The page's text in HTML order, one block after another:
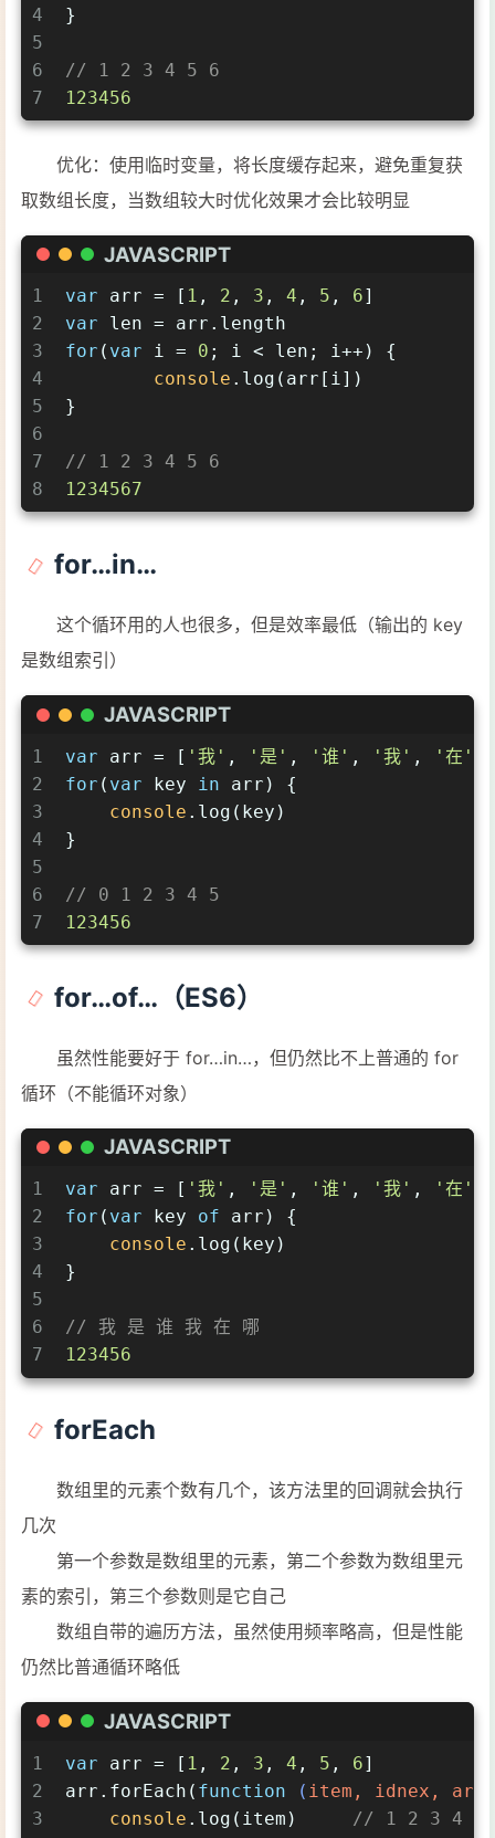
4
5
6
7
}
// 1 2 3 4 5 6
123456
优化：使用临时变量，将长度缓存起来，避免重复获
取数组长度，当数组较大时优化效果才会比较明显
JAVASCRIPT
1
2
3
4
5
6
7
8
var arr = [ 1 , 2 , 3 , 4 , 5 , 6]
var len = arr.length
for ( var i = 0 ; i < len; i++) {
console .log(arr[i])
}
// 1 2 3 4 5 6
1234567
for…in…
这个循环用的人也很多，但是效率最低（输出的 key
是数组索引）
JAVASCRIPT
1
2
3
4
5
6
7
var arr = [ '我' , '是' , '谁' , '我' , '在'
for ( var key in arr) {
console .log(key)
}
// 0 1 2 3 4 5
123456
for…of…（ES6）
虽然性能要好于 for…in…，但仍然比不上普通的 for
循环（不能循环对象）
JAVASCRIPT
1
2
3
4
5
6
7
var arr = [ '我' , '是' , '谁' , '我' , '在'
for ( var key of arr) {
console .log(key)
}
// 我 是 谁 我 在 哪
123456
forEach
数组里的元素个数有几个，该方法里的回调就会执行
几次
第一个参数是数组里的元素，第二个参数为数组里元
素的索引，第三个参数则是它自己
数组自带的遍历方法，虽然使用频率略高，但是性能
仍然比普通循环略低
JAVASCRIPT
1
2
3
var arr = [ 1 , 2 , 3 , 4 , 5 , 6]
arr.forEach( function ( item, idnex,
console .log(item)
// 1 2 3 4 5